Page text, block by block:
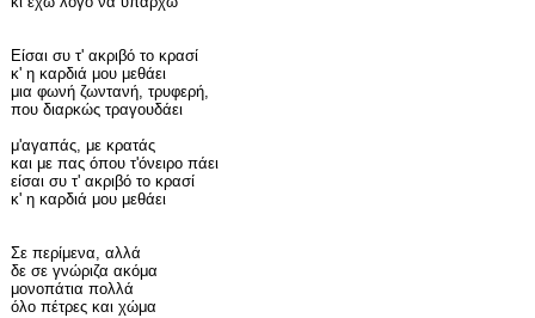
Είσαι συ τ' ακριβό το κρασί
κ' η καρδιά μου μεθάει
μια φωνή ζωντανή, τρυφερή,
που διαρκώς τραγουδάει
μ'αγαπάς, με κρατάς
και με πας όπου τ'όνειρο πάει
είσαι συ τ' ακριβό το κρασί
κ' η καρδιά μου μεθάει
Σε περίμενα, αλλά
δε σε γνώριζα ακόμα
μονοπάτια πολλά
όλο πέτρες και χώμα